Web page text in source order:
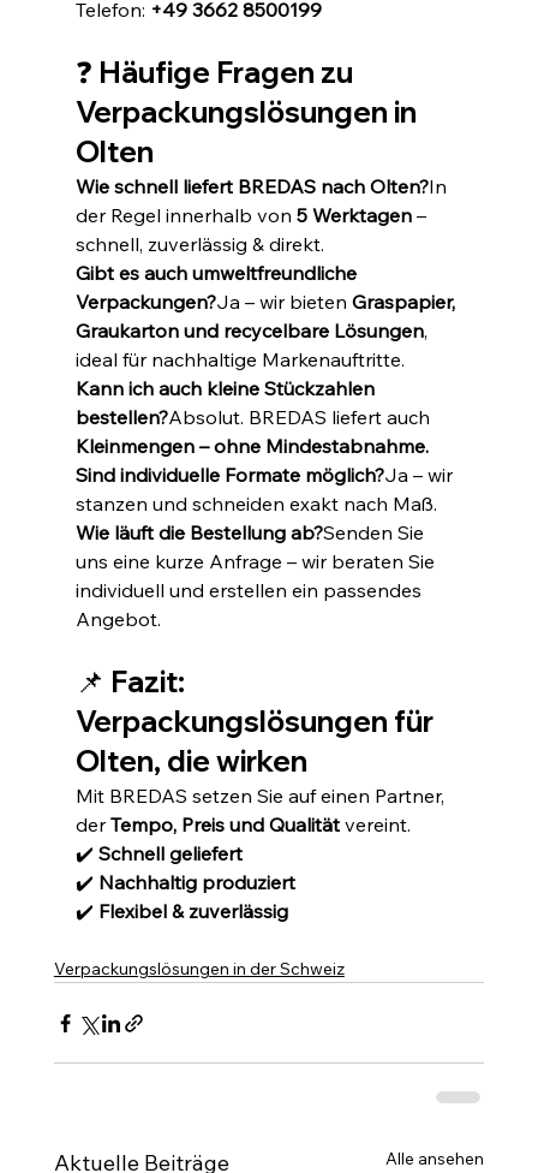
Telefon: +49 3662 8500199
❓ Häufige Fragen zu
Verpackungslösungen in
Olten
Wie schnell liefert BREDAS nach Olten?In
der Regel innerhalb von 5 Werktagen –
schnell, zuverlässig & direkt.
Gibt es auch umweltfreundliche
Verpackungen?Ja – wir bieten Graspapier,
Graukarton und recycelbare Lösungen,
ideal für nachhaltige Markenauftritte.
Kann ich auch kleine Stückzahlen
bestellen?Absolut. BREDAS liefert auch
Kleinmengen – ohne Mindestabnahme.
Sind individuelle Formate möglich?Ja – wir
stanzen und schneiden exakt nach Maß.
Wie läuft die Bestellung ab?Senden Sie
uns eine kurze Anfrage – wir beraten Sie
individuell und erstellen ein passendes
Angebot.
📌 Fazit:
Verpackungslösungen für
Olten, die wirken
Mit BREDAS setzen Sie auf einen Partner,
der Tempo, Preis und Qualität vereint.
✔️ Schnell geliefert
✔️ Nachhaltig produziert
✔️ Flexibel & zuverlässig
Verpackungslösungen in der Schweiz
Aktuelle Beiträge Alle ansehen